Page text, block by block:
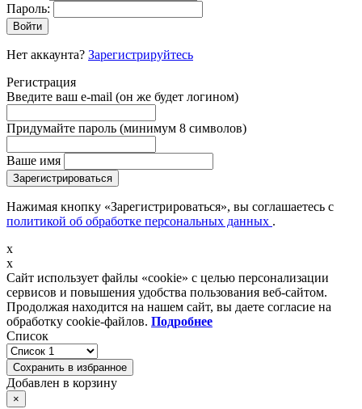
Пароль:
Войти
Нет аккаунта? Зарегистрируйтесь
Регистрация
Введите ваш e-mail (он же будет логином)
Придумайте пароль (минимум 8 символов)
Ваше имя
Зарегистрироваться
Нажимая кнопку «Зарегистрироваться», вы соглашаетесь с
политикой об обработке персональных данных .
x
x
Сайт использует файлы «cookie» с целью персонализации
сервисов и повышения удобства пользования веб-сайтом.
Продолжая находится на нашем сайт, вы даете согласие на
обработку cookie-файлов. Подробнее
Список
Сохранить в избранное
Добавлен в корзину
×